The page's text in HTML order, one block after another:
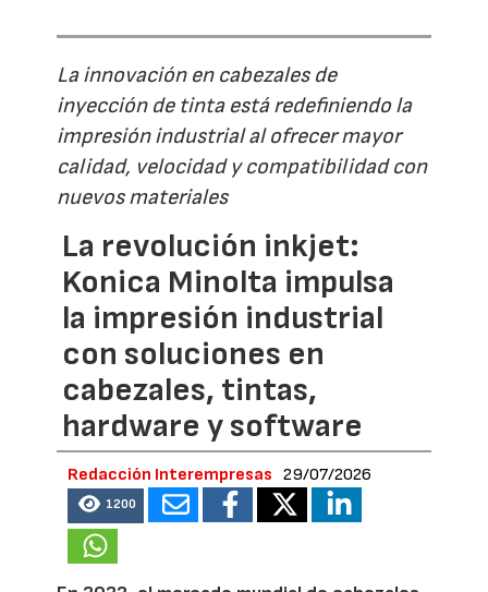
La innovación en cabezales de
inyección de tinta está redefiniendo la
impresión industrial al ofrecer mayor
calidad, velocidad y compatibilidad con
nuevos materiales
La revolución inkjet:
Konica Minolta impulsa
la impresión industrial
con soluciones en
cabezales, tintas,
hardware y software
Redacción Interempresas 29/07/2026
1200